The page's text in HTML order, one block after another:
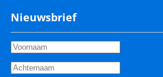
Nieuwsbrief